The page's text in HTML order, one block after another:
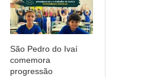
São Pedro do Ivaí
comemora
progressão